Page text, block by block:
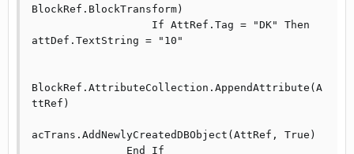
BlockRef.BlockTransform)
attDef.TextString = "10"
BlockRef.AttributeCollection.AppendAttribute(A
ttRef)
acTrans.AddNewlyCreatedDBObject(AttRef, True)